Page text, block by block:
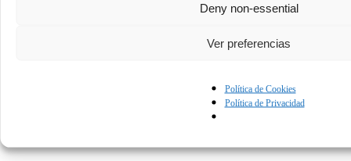
Deny non-essential
Ver preferencias
Política de Cookies
Política de Privacidad